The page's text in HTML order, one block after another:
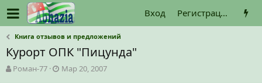
Вход Регистрация
Книга отзывов и предложений
Курорт ОПК "Пицунда"
А
Роман-77
Д
Мар 20, 2007